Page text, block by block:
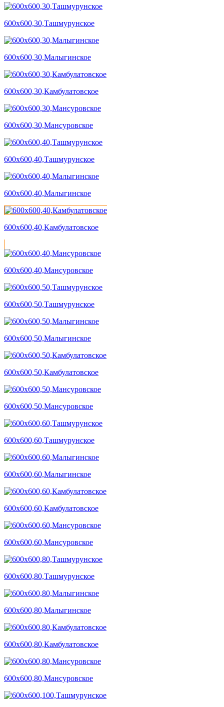
600х600,30,Ташмурунское
600х600,30,Малыгинское
600х600,30,Камбулатовское
600х600,30,Мансуровское
600х600,40,Ташмурунское
600х600,40,Малыгинское
600х600,40,Камбулатовское
600х600,40,Мансуровское
600х600,50,Ташмурунское
600х600,50,Малыгинское
600х600,50,Камбулатовское
600х600,50,Мансуровское
600х600,60,Ташмурунское
600х600,60,Малыгинское
600х600,60,Камбулатовское
600х600,60,Мансуровское
600х600,80,Ташмурунское
600х600,80,Малыгинское
600х600,80,Камбулатовское
600х600,80,Мансуровское